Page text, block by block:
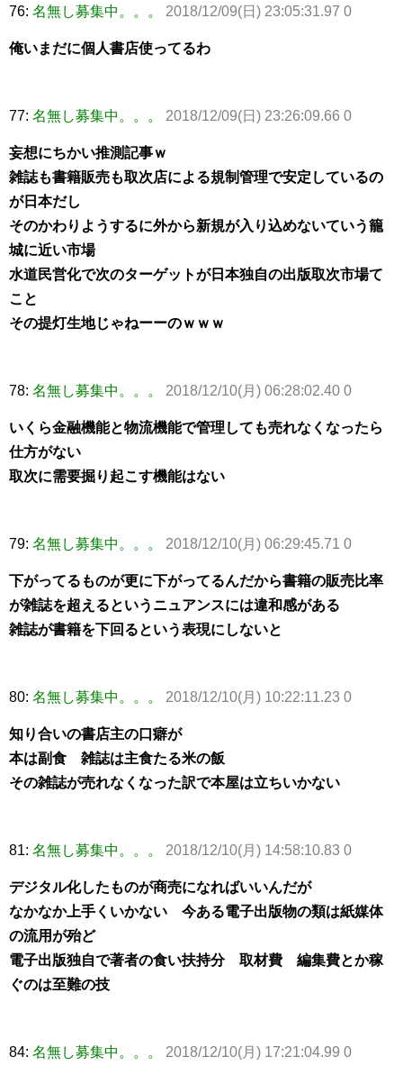
76: 名無し募集中。。。 2018/12/09(日) 23:05:31.97 0
俺いまだに個人書店使ってるわ
77: 名無し募集中。。。 2018/12/09(日) 23:26:09.66 0
妄想にちかい推測記事ｗ
雑誌も書籍販売も取次店による規制管理で安定しているの
が日本だし
そのかわりようするに外から新規が入り込めないていう籠
城に近い市場
水道民営化で次のターゲットが日本独自の出版取次市場て
こと
その提灯生地じゃねーーのｗｗｗ
78: 名無し募集中。。。 2018/12/10(月) 06:28:02.40 0
いくら金融機能と物流機能で管理しても売れなくなったら
仕方がない
取次に需要掘り起こす機能はない
79: 名無し募集中。。。 2018/12/10(月) 06:29:45.71 0
下がってるものが更に下がってるんだから書籍の販売比率
が雑誌を超えるというニュアンスには違和感がある
雑誌が書籍を下回るという表現にしないと
80: 名無し募集中。。。 2018/12/10(月) 10:22:11.23 0
知り合いの書店主の口癖が
本は副食 雑誌は主食たる米の飯
その雑誌が売れなくなった訳で本屋は立ちいかない
81: 名無し募集中。。。 2018/12/10(月) 14:58:10.83 0
デジタル化したものが商売になればいいんだが
なかなか上手くいかない 今ある電子出版物の類は紙媒体
の流用が殆ど
電子出版独自で著者の食い扶持分 取材費 編集費とか稼
ぐのは至難の技
84: 名無し募集中。。。 2018/12/10(月) 17:21:04.99 0